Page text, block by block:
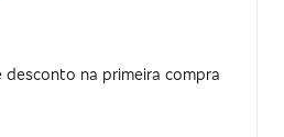
desconto na primeira compra